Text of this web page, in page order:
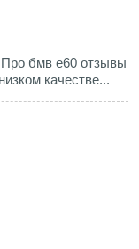
бмв е60 отзывы
качестве...